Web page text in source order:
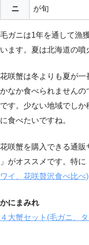
ニ
が旬
毛ガニは1年を通して漁
います。夏は北海道の噴
花咲蟹は冬よりも夏が
かなか食べられませんの
です。少ない地域でし
に食べたいですね。
花咲蟹を購入できる通販
」がオススメです。特に
ワイ、花咲贅沢食べ比べ)
かにまみれ
４大蟹セット(毛ガニ、